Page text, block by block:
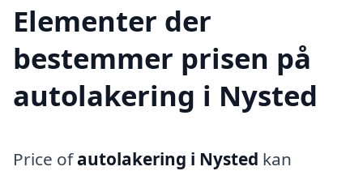
Elementer der
bestemmer prisen på
autolakering i Nysted
Price ofautolakering i Nysted kan